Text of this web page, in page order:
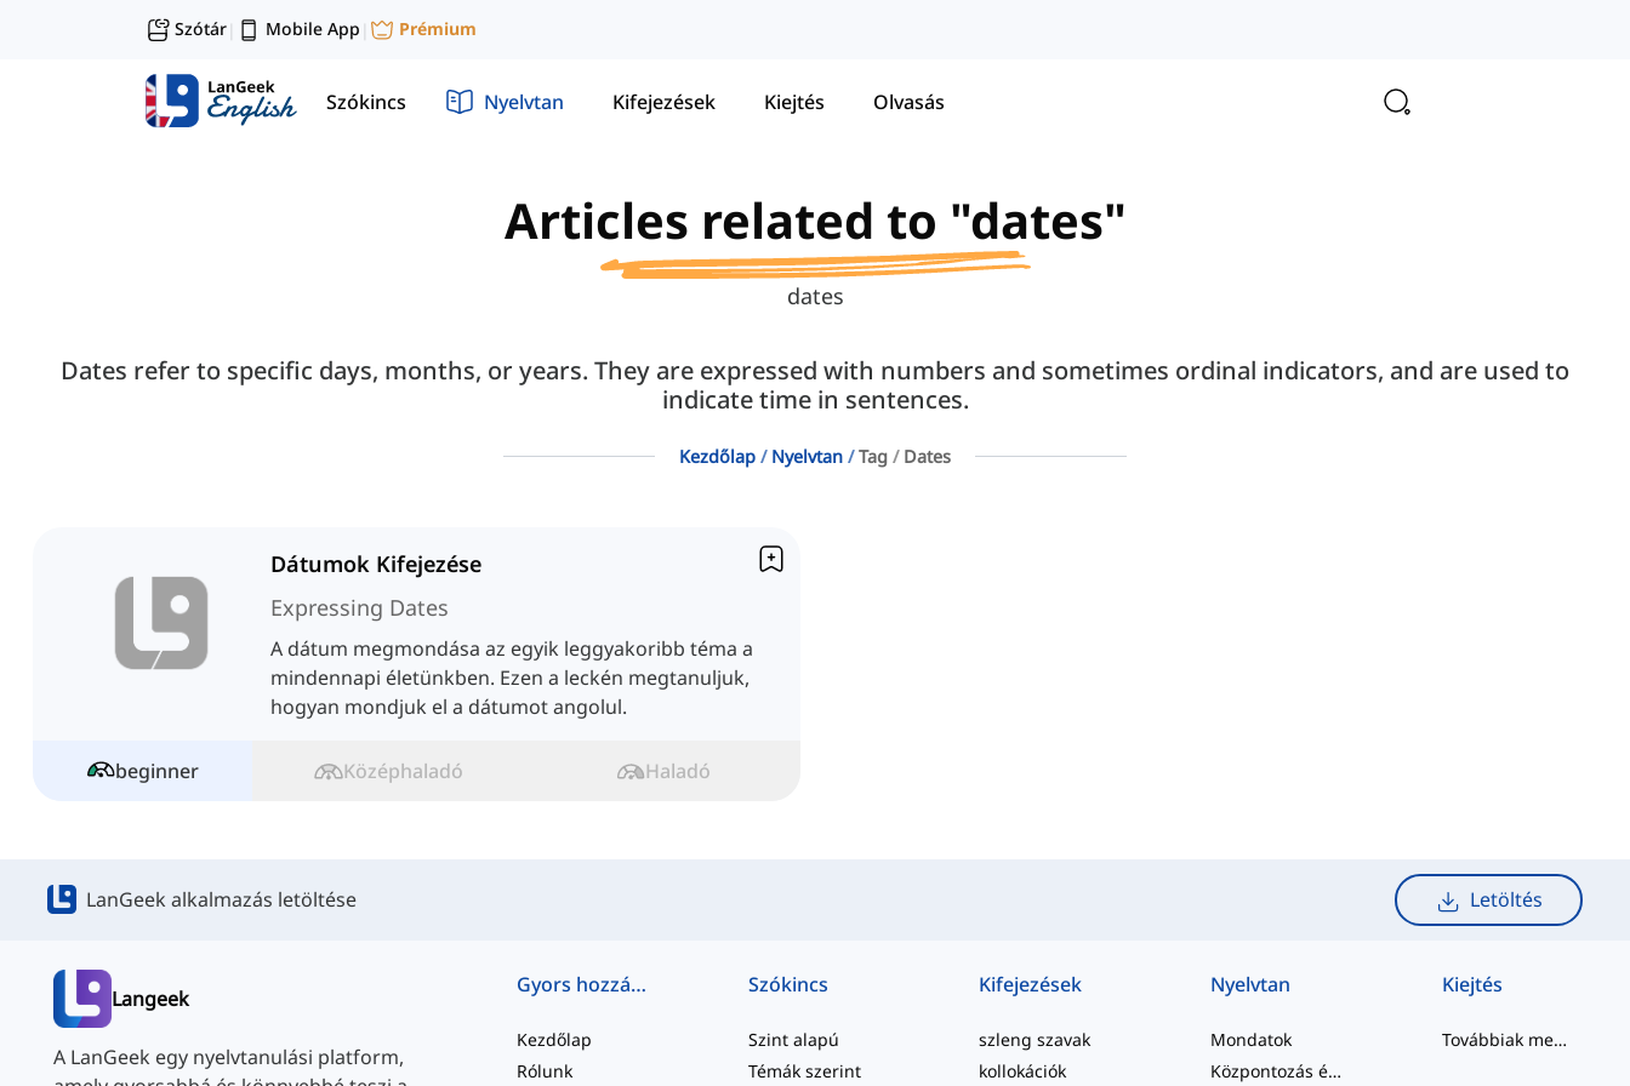
Szótár| Mobile App | Prémium
Szókincs Nyelvtan Kifejezések Kiejtés Olvasás
Articles related to "dates"
dates
Dates refer to specific days, months, or years. They are expressed with numbers and sometimes ordinal indicators, and are used to
indicate time in sentences.
Kezdőlap Nyelvtan Tag Dates
Dátumok Kifejezése
Expressing Dates
A dátum megmondása az egyik leggyakoribb téma a
mindennapi életünkben. Ezen a leckén megtanuljuk,
hogyan mondjuk el a dátumot angolul.
beginner Középhaladó Haladó
LanGeek alkalmazás letöltése Letöltés
Langeek
A LanGeek egy nyelvtanulási platform,
Gyors hozzáférés
Kezdőlap
Rólunk
Szókincs
Szint alapú
Témák szerint
Kifejezések
szleng szavak
kollokációk
Nyelvtan
Mondatok
Központozás és Helyesírás
Kiejtés
Továbbiak megtekintése